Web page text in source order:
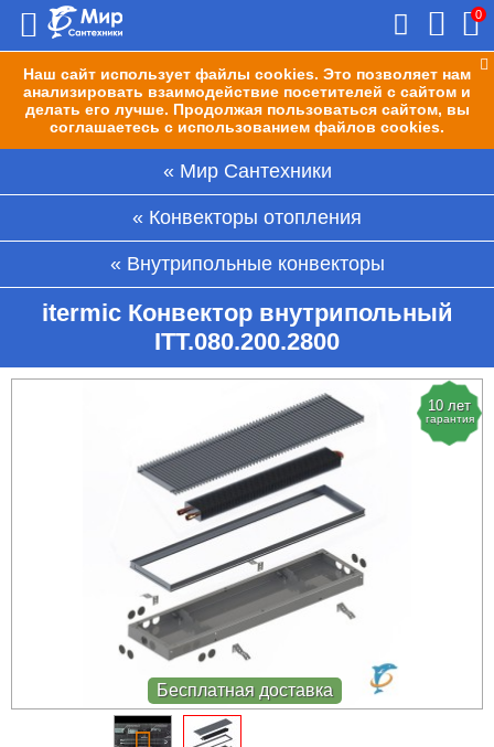
Наш сайт использует файлы cookies. Это позволяет нам
анализировать взаимодействие посетителей с сайтом и
делать его лучше. Продолжая пользоваться сайтом, вы
соглашаетесь с использованием файлов cookies.
0
Мир Сантехники
Конвекторы отопления
Внутрипольные конвекторы
itermic Конвектор внутрипольный
ITT.080.200.2800
10 лет
гарантия
Бесплатная доставка